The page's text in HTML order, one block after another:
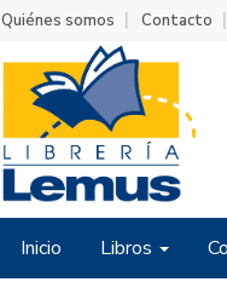
Quiénes somos Contacto
Inicio Libros